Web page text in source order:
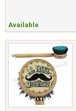
Available